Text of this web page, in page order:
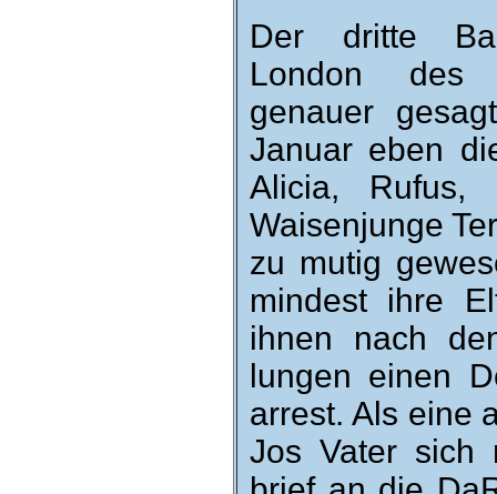
Der dritte
London des
genauer
Januar eben
Alicia,
Waisen­junge
zu mutig
mindest ihre
ihnen nach
lungen einen
arrest. Als eine
Jos Vater